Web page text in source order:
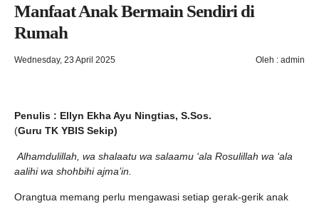
Manfaat Anak Bermain Sendiri di
Rumah
Wednesday, 23 April 2025 Oleh : admin
Penulis : Ellyn Ekha Ayu Ningtias, S.Sos.
(Guru TK YBIS Sekip)
Alhamdulillah, wa shalaatu wa salaamu ‘ala Rosulillah wa ‘ala
aalihi wa shohbihi ajma’in.
Orangtua memang perlu mengawasi setiap gerak-gerik anak